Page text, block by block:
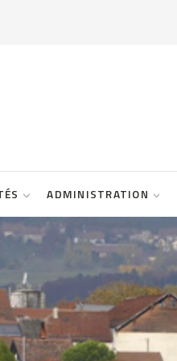
ADMINISTRATION